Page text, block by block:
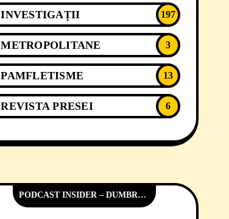
INVESTIGAȚII 197
METROPOLITANE 3
PAMFLETISME 13
REVISTA PRESEI 6
PODCAST INSIDER – DUMBRĂVIȚA